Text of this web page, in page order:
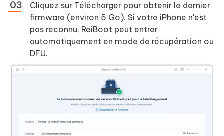
Cliquez sur Télécharger pour obtenir le dernier
firmware (environ 5 Go). Si votre iPhone n'est
pas reconnu, ReiBoot peut entrer
automatiquement en mode de récupération ou
DFU.